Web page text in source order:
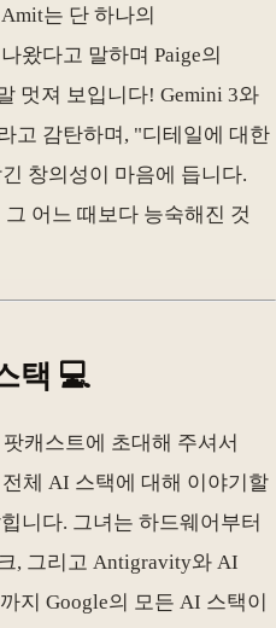
는 단 하나의
왔다고 말하며 Paige의
멋져 보입니다! Gemini 3와
고 감탄하며, "디테일에 대한
창의성이 마음에 듭니다.
어느 때보다 능숙해진 것
택 💻
캐스트에 초대해 주셔서
체 AI 스택에 대해 이야기할
니다. 그녀는 하드웨어부터
, 그리고 Antigravity와 AI
지 Google의 모든 AI 스택이